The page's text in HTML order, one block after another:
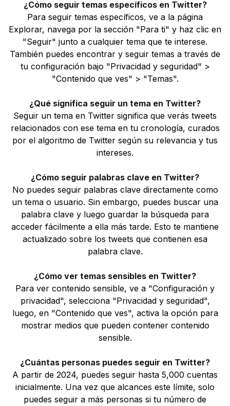
¿Cómo seguir temas específicos en Twitter?
Para seguir temas específicos, ve a la página
Explorar, navega por la sección "Para ti" y haz clic en
"Seguir" junto a cualquier tema que te interese.
También puedes encontrar y seguir temas a través de
tu configuración bajo "Privacidad y seguridad" >
"Contenido que ves" > "Temas".
¿Qué significa seguir un tema en Twitter?
Seguir un tema en Twitter significa que verás tweets
relacionados con ese tema en tu cronología, curados
por el algoritmo de Twitter según su relevancia y tus
intereses.
¿Cómo seguir palabras clave en Twitter?
No puedes seguir palabras clave directamente como
un tema o usuario. Sin embargo, puedes buscar una
palabra clave y luego guardar la búsqueda para
acceder fácilmente a ella más tarde. Esto te mantiene
actualizado sobre los tweets que contienen esa
palabra clave.
¿Cómo ver temas sensibles en Twitter?
Para ver contenido sensible, ve a "Configuración y
privacidad", selecciona "Privacidad y seguridad",
luego, en "Contenido que ves", activa la opción para
mostrar medios que pueden contener contenido
sensible.
¿Cuántas personas puedes seguir en Twitter?
A partir de 2024, puedes seguir hasta 5,000 cuentas
inicialmente. Una vez que alcances este límite, solo
puedes seguir a más personas si tu número de